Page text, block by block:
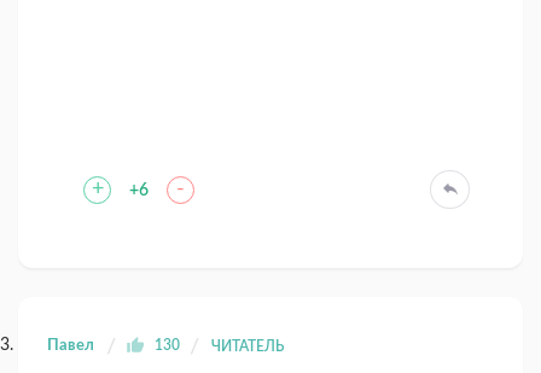
+ +6 -
Павел 130 ЧИТАТЕЛЬ